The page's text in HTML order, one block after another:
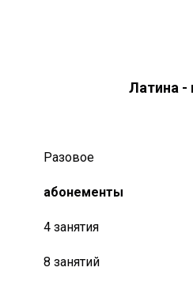
Латина -
Разовое
абонементы
4 занятия
8 занятий